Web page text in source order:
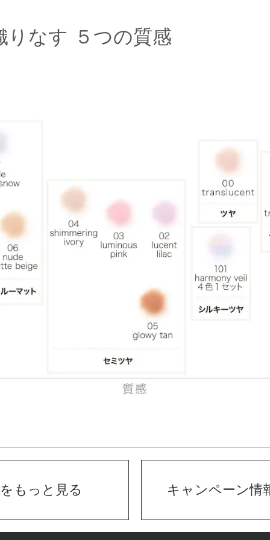
りなす ５つの質感
もっと見る キャンペーン情